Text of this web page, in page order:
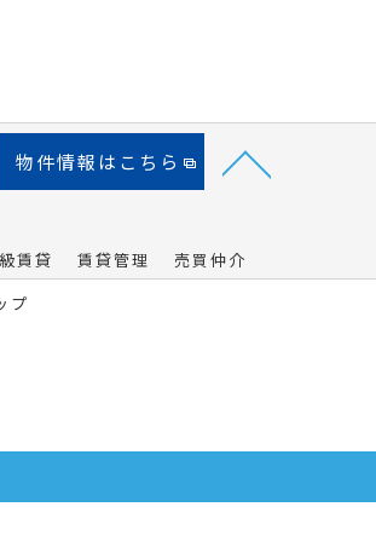
物件情報はこちら
賃貸 賃貸管理
売買仲介
プ